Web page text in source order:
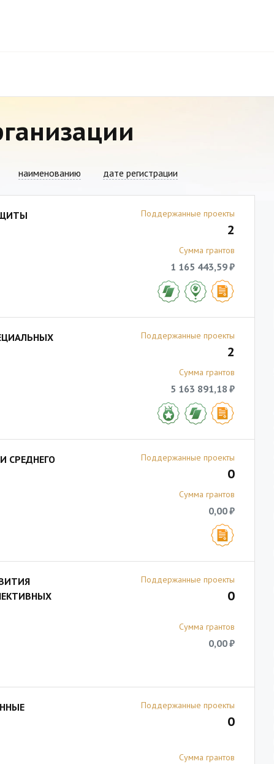
наименованию дате регистрации
Поддержанные проекты
2
Сумма грантов
1 165 443,59 ₽
Поддержанные проекты
2
Сумма грантов
5 163 891,18 ₽
СРЕДНЕГО
Поддержанные проекты
0
Сумма грантов
0,00 ₽
Поддержанные проекты
0
Сумма грантов
0,00 ₽
Поддержанные проекты
0
Сумма грантов